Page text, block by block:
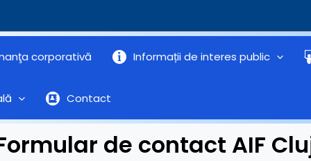
corporativă Informații de interes public
Contact
de contact AIF